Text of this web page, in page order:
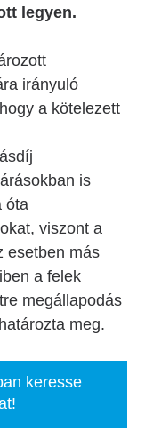
legyen.
irányuló
a kötelezett
is
óta
viszont a
esetben más
a felek
megállapodás
meg.
keresse